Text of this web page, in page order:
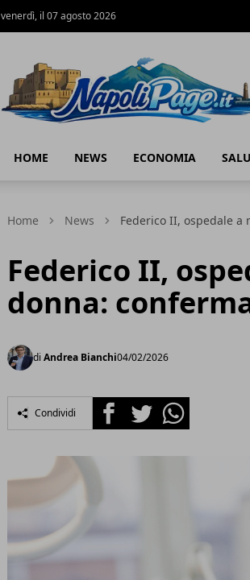
venerdì, il 07 agosto 2026
HOME NEWS ECONOMIA
Home News Federico II, ospedale
Federico II,
donna:
di Andrea Bianchi04/02/2026
Condividi FacebookTwitterWhatsapp